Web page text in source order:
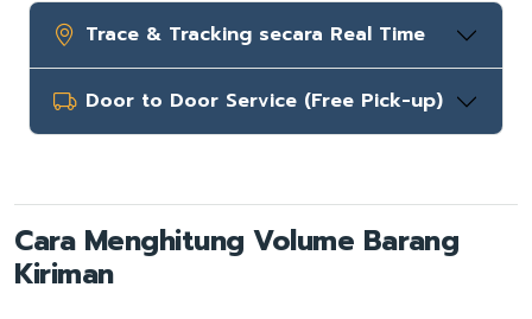
Trace & Tracking secara Real Time
Door to Door Service (Free Pick-up)
Cara Menghitung Volume Barang
Kiriman